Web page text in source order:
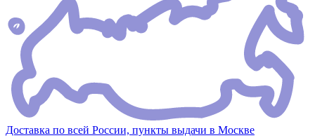
Доставка по всей России, пункты выдачи в Москве